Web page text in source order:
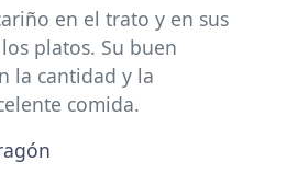
en el trato y en sus
platos. Su buen
la cantidad y la
comida.